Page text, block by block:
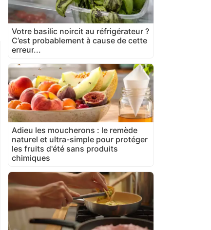
Votre basilic noircit au réfrigérateur ?
C’est probablement à cause de cette
erreur...
Adieu les moucherons : le remède
naturel et ultra-simple pour protéger
les fruits d'été sans produits
chimiques